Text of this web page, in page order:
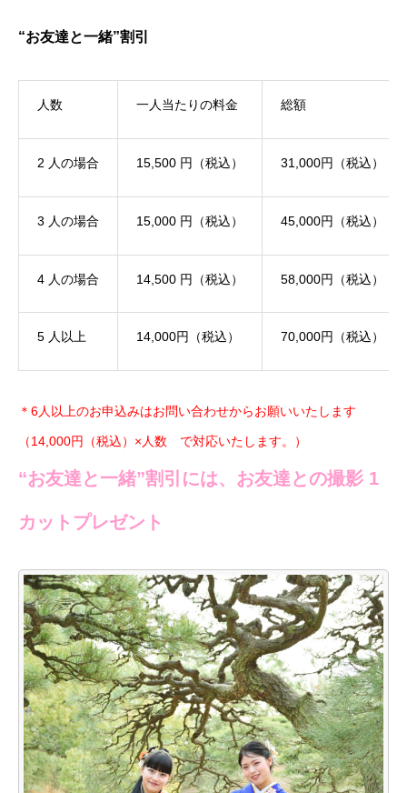
“お友達と一緒”割引
人数 一人当たりの料金 総額
2 人の場合 15,500 円（税込） 31,000円（税込）
3 人の場合 15,000 円（税込） 45,000円（税込）
4 人の場合 14,500 円（税込） 58,000円（税込）
5 人以上 14,000円（税込） 70,000円（税込）
＊6人以上のお申込みはお問い合わせからお願いいたします
（14,000円（税込）×人数 で対応いたします。）
“お友達と一緒”割引には、お友達との撮影 1
カットプレゼント